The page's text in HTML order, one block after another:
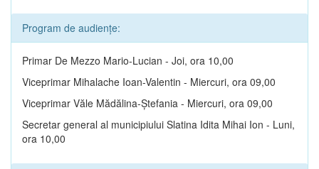
Program de audiențe:
Primar De Mezzo Mario-Lucian - Joi, ora 10,00
Viceprimar Mihalache Ioan-Valentin - Miercuri, ora 09,00
Viceprimar Văle Mădălina-Ștefania - Miercuri, ora 09,00
Secretar general al municipiului Slatina Idita Mihai Ion - Luni,
ora 10,00